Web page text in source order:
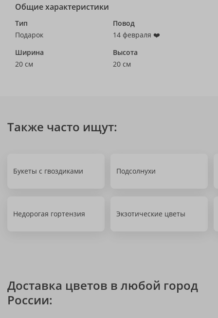
Общие характеристики
Тип
Подарок
Повод
14 февраля ❤️
Ширина
20 см
Высота
20 см
Также часто ищут:
Букеты с гвоздиками Подсолнухи
Недорогая гортензия Экзотические цветы
Доставка цветов в любой город
России: